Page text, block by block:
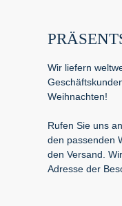
Wir liefern
Weihnachten!
Rufen Sie uns
den passenden
den Versand.
Adresse der